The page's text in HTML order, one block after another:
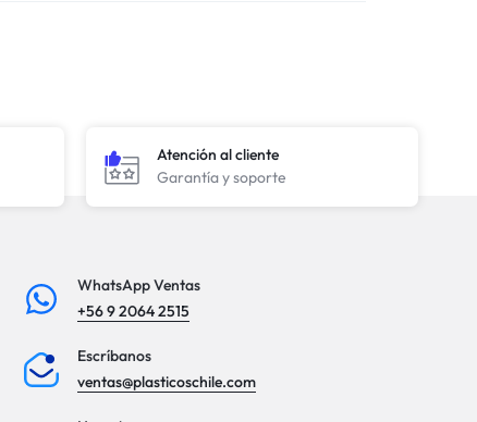
Atención al cliente
Garantía y soporte
WhatsApp Ventas
+56 9 2064 2515
Escríbanos
ventas@plasticoschile.com